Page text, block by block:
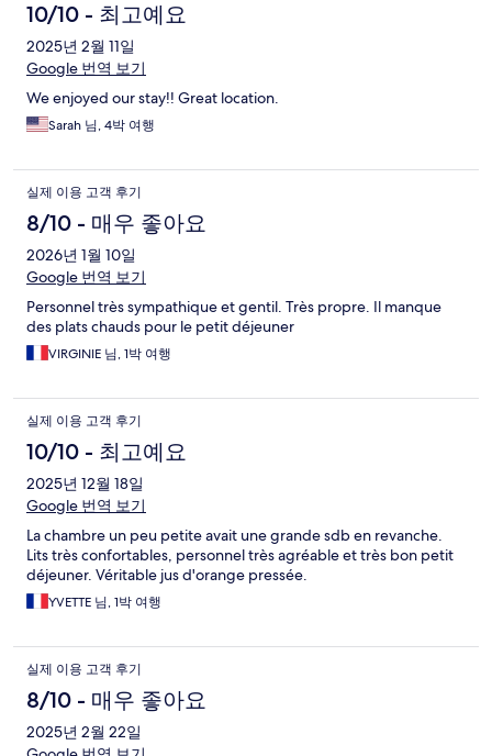
10/10 - 최고예요
2025년 2월 11일
Google 번역 보기
We enjoyed our stay!! Great location.
Sarah 님, 4박 여행
실제 이용 고객 후기
8/10 - 매우 좋아요
2026년 1월 10일
Google 번역 보기
Personnel très sympathique et gentil. Très propre. Il manque
des plats chauds pour le petit déjeuner
VIRGINIE 님, 1박 여행
실제 이용 고객 후기
10/10 - 최고예요
2025년 12월 18일
Google 번역 보기
La chambre un peu petite avait une grande sdb en revanche.
Lits très confortables, personnel très agréable et très bon petit
déjeuner. Véritable jus d'orange pressée.
YVETTE 님, 1박 여행
실제 이용 고객 후기
8/10 - 매우 좋아요
2025년 2월 22일